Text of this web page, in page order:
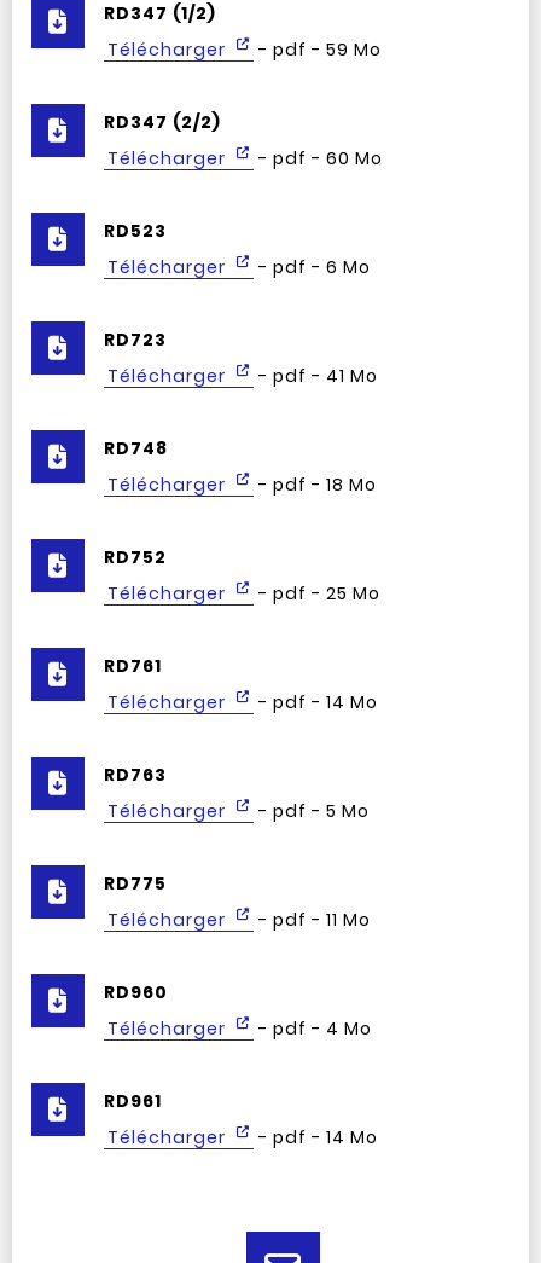
RD347 (1/2)
Télécharger
- pdf - 59 Mo
RD347 (2/2)
Télécharger
- pdf - 60 Mo
RD523
Télécharger
- pdf - 6 Mo
RD723
Télécharger
- pdf - 41 Mo
RD748
Télécharger
- pdf - 18 Mo
RD752
Télécharger
- pdf - 25 Mo
RD761
Télécharger
- pdf - 14 Mo
RD763
Télécharger
- pdf - 5 Mo
RD775
Télécharger
- pdf - 11 Mo
RD960
Télécharger
- pdf - 4 Mo
RD961
Télécharger
- pdf - 14 Mo